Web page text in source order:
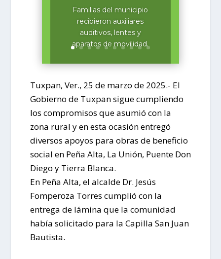
Familias del municipio
recibieron auxiliares
auditivos, lentes y
aparatos de movilidad.
Tuxpan, Ver., 25 de marzo de 2025.- El
Gobierno de Tuxpan sigue cumpliendo
los compromisos que asumió con la
zona rural y en esta ocasión entregó
diversos apoyos para obras de beneficio
social en Peña Alta, La Unión, Puente Don
Diego y Tierra Blanca.
En Peña Alta, el alcalde Dr. Jesús
Fomperoza Torres cumplió con la
entrega de lámina que la comunidad
había solicitado para la Capilla San Juan
Bautista.